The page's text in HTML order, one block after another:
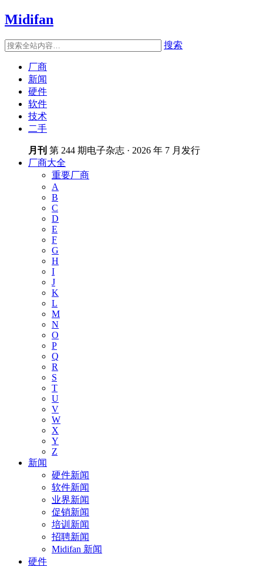
Midifan
搜索
厂商
新闻
硬件
软件
技术
二手
月刊 第 244 期电子杂志 · 2026 年 7 月发行
厂商大全
重要厂商
A
B
C
D
E
F
G
H
I
J
K
L
M
N
O
P
Q
R
S
T
U
V
W
X
Y
Z
新闻
硬件新闻
软件新闻
业界新闻
促销新闻
培训新闻
招聘新闻
Midifan 新闻
硬件